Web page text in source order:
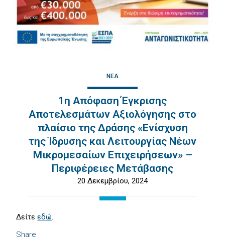
ΝΈΑ
1η Απόφαση Έγκρισης
Αποτελεσμάτων Αξιολόγησης στο
πλαίσιο της Δράσης «Ενίσχυση
της Ίδρυσης και Λειτουργίας Νέων
Μικρομεσαίων Επιχειρήσεων» –
Περιφέρειες Μετάβασης
20 Δεκεμβρίου, 2024
Share
Δείτεεδώ.